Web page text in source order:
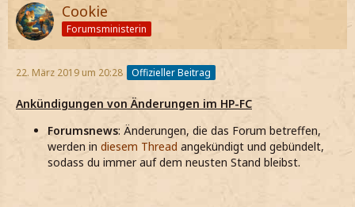
Cookie
Forumsministerin
22. März 2019 um 20:28 Offizieller Beitrag
Ankündigungen von Änderungen im HP-FC
Forumsnews: Änderungen, die das Forum betreffen,
werden in diesem Thread angekündigt und gebündelt,
sodass du immer auf dem neusten Stand bleibst.